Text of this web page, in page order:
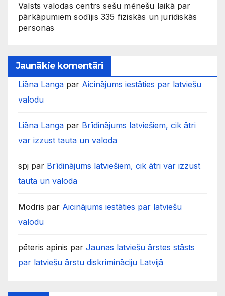
Valsts valodas centrs sešu mēnešu laikā par
pārkāpumiem sodījis 335 fiziskās un juridiskās
personas
Jaunākie komentāri
Liāna Langa par Aicinājums iestāties par latviešu
valodu
Liāna Langa par Brīdinājums latviešiem, cik ātri
var izzust tauta un valoda
spj par Brīdinājums latviešiem, cik ātri var izzust
tauta un valoda
Modris par Aicinājums iestāties par latviešu
valodu
pēteris apinis par Jaunas latviešu ārstes stāsts
par latviešu ārstu diskrimināciju Latvijā